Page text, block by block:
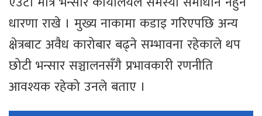
धारणा राखे । मुख्य नाकामा कडाइ गरिएपछि अन्य
क्षेत्रबाट अवैध कारोबार बढ्ने सम्भावना रहेकाले थप
छोटी भन्सार सञ्चालनसँगै प्रभावकारी रणनीति
आवश्यक रहेको उनले बताए ।